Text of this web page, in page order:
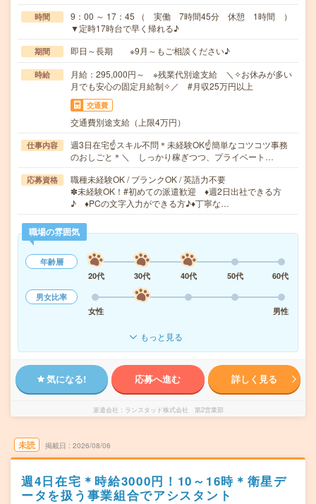
時間
9：00 ～ 17：45 （ 実働 7時間45分 休憩 1時間 ）
▼定時17時台で早く帰れる♪
期間 即日～長期 ※9月～もご相談ください♪
時給
月給：295,000円～ ※残業代別途支給 ＼✧お休みが多い
月でも安心の固定月給制✧／ #月収25万円以上
交通費
交通費別途支給（上限4万円）
仕事内容
週3日在宅☝スキル不問＊未経験OK☝簡単なコツコツ事務
のおしごと＊＼ しっかり稼ぎつつ、プライベート…
応募資格
職種未経験OK / ブランクOK / 英語力不要
✽未経験OK！#初めての派遣歓迎 ♦︎週2日出社できる方
♪ ♦︎PCの文字入力ができる方♪♦︎丁寧な…
職場の雰囲気
年齢層
20代
30代 40代 50代
60代
男女比率
女性
男性
もっと見る
気になる! 応募へ進む 詳しく見る
派遣会社 ランスタッド株式会社 第2営業部
未読 掲載日 2026/08/06
週4日在宅＊時給3000円！10～16時＊衛星デ
ータを扱う事業組合でアシスタント